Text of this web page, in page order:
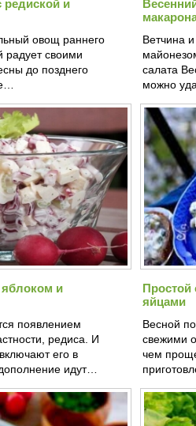
и
овощ раннего
радует своими
до позднего
Ветчина
салата
можно
яблоком и
появлением
редиса. И
его в
идут…
Простой
яйцами
Весной
свежими
чем